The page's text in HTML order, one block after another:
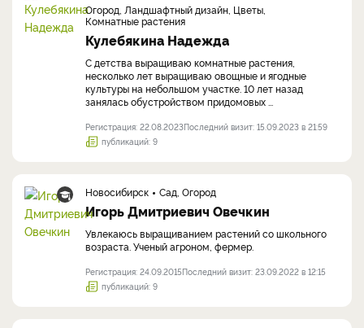
Огород, Ландшафтный дизайн, Цветы,
Комнатные растения
Кулебякина Надежда
С детства выращиваю комнатные растения,
несколько лет выращиваю овощные и ягодные
культуры на небольшом участке. 10 лет назад
занялась обустройством придомовых ...
Регистрация: 22.08.2023Последний визит: 15.09.2023 в 21:59
публикаций: 9
Новосибирск Сад, Огород
Игорь Дмитриевич Овечкин
Увлекаюсь выращиванием растений со школьного
возраста. Ученый агроном, фермер.
Регистрация: 24.09.2015Последний визит: 23.09.2022 в 12:15
публикаций: 9